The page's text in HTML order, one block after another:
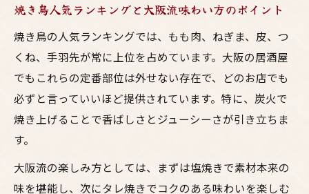
焼き鳥人気ランキングと大阪流味わい方のポイント
焼き鳥の人気ランキングでは、もも肉、ねぎま、皮、つ
くね、手羽先が常に上位を占めています。大阪の居酒屋
でもこれらの定番部位は外せない存在で、どのお店でも
必ずと言っていいほど提供されています。特に、炭火で
焼き上げることで香ばしさとジューシーさが引き立ちま
す。
大阪流の楽しみ方としては、まずは塩焼きで素材本来の
味を堪能し、次にタレ焼きでコクのある味わいを楽しむ